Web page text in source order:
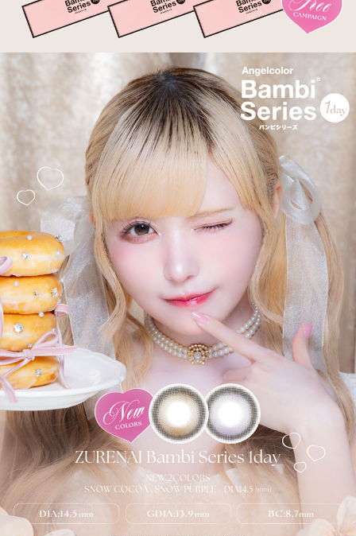
＜Swan Blue スワンブルーSサイズ＞
自然な立体感で小さめなのに盛れる青コン。
＜Swan Gray スワングレー＞
絶妙甘めグレー
糖度高めのグレーが魅惑的で透き通るような瞳に
＜Swan Blue スワンブルー＞
儚げな白っぽブルーが
透明感のあるうるうるの瞳に。
＜Lemon Hazel レモンヘーゼル＞
もぎたてレモンのような
フレッシュなツヤ感ヘーゼル。
＜Rose Beige ローズベージュ＞
じんわり色づくピンクベージュが
華やかで可憐な瞳に。
＜Almond アーモンド＞
ちゅるん×うるモテ♡
ふんわりスウィート。くりんとかわいい、ブラウンカラー！
＜Chocolat ショコラ＞
キラキラ×立体感♡
チョコよりビター。濃いめのブラウンでくっきりアイ！